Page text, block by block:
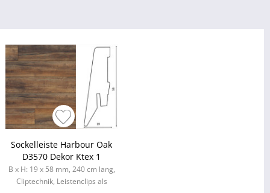
Sockelleiste Harbour Oak
D3570 Dekor Ktex 1
B x H: 19 x 58 mm, 240 cm lang,
Cliptechnik, Leistenclips als